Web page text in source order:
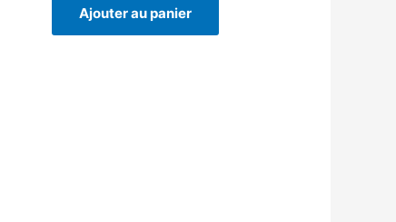
Ajouter au panier